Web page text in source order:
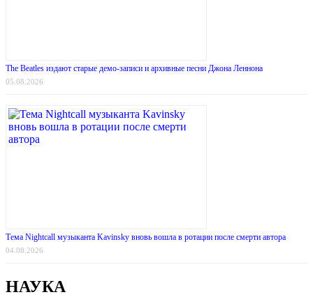
The Beatles издают старые демо-записи и архивные песни Джона Леннона
05.08.2026
Тема Nightcall музыканта Kavinsky вновь вошла в ротации после смерти автора
04.08.2026
НАУКА